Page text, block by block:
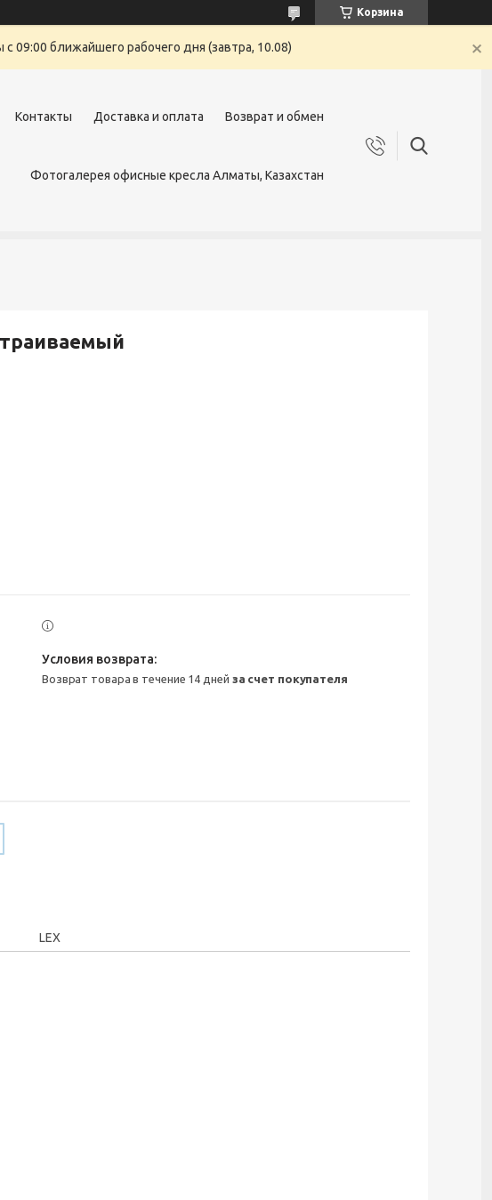
Корзина
09:00 ближайшего рабочего дня (завтра, 10.08)
Контакты Доставка и оплата Возврат и обмен
Фотогалерея офисные кресла Алматы, Казахстан
возврат товара в течение 14 дней за счет покупателя
LEX